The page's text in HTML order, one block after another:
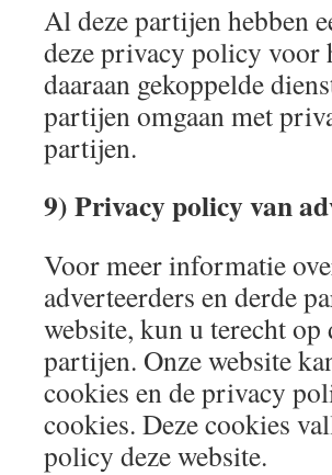
Al deze partijen hebben
deze privacy policy voor
daaraan gekoppelde
partijen omgaan met
partijen.
9) Privacy policy van
Voor meer informatie
adverteerders en derde
website, kun u terecht op
partijen. Onze website
cookies en de privacy
cookies. Deze cookies
policy deze website.